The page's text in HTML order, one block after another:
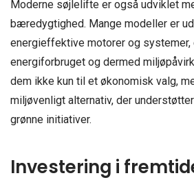
Moderne søjlelifte er også udviklet
bæredygtighed. Mange modeller er
energieffektive motorer og systemer,
energiforbruget og dermed
dem ikke kun til et økonomisk valg,
miljøvenligt alternativ, der
grønne initiativer.
Investering i